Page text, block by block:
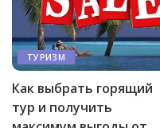
ТУРИЗМ
Как выбрать горящий
тур и получить